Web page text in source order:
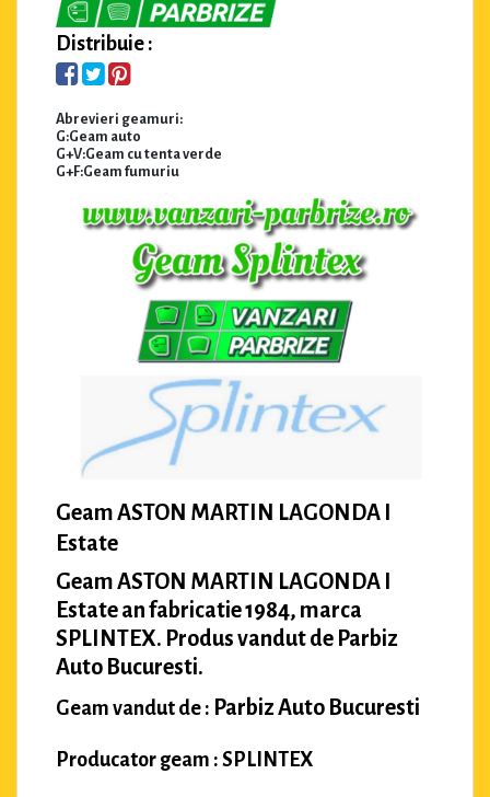
Distribuie :
Abrevieri geamuri:
G:Geam auto
G+V:Geam cu tenta verde
G+F:Geam fumuriu
Geam ASTON MARTIN LAGONDA I
Estate
Geam ASTON MARTIN LAGONDA I
Estate an fabricatie 1984, marca
SPLINTEX. Produs vandut de Parbiz
Auto Bucuresti.
Geam vandut de : Parbiz Auto Bucuresti
Producator geam : SPLINTEX